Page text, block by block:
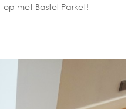
met Bastel Parket!